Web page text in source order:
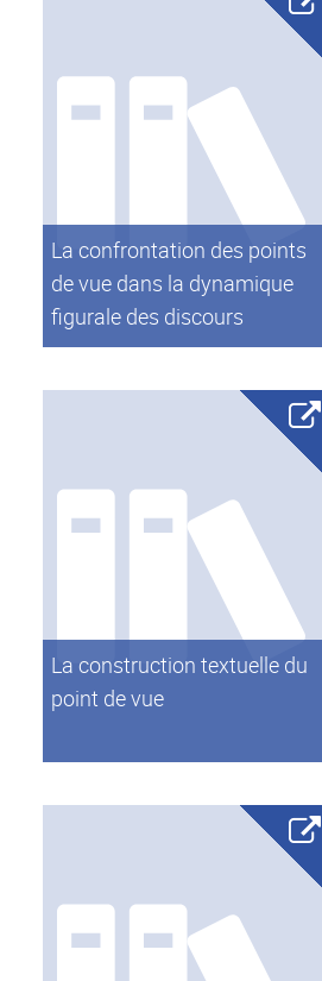
La confrontation des points
de vue dans la dynamique
figurale des discours
La construction textuelle du
point de vue